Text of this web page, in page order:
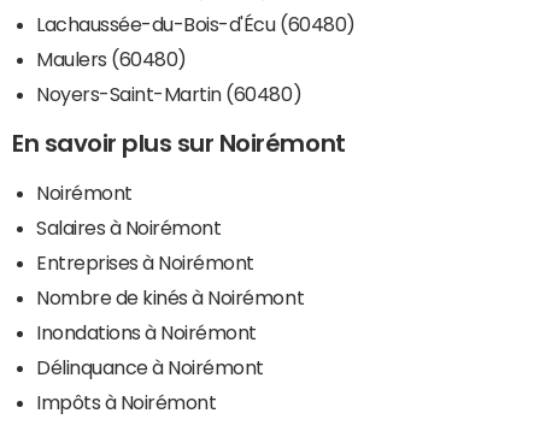
Lachaussée-du-Bois-d'Écu (60480)
Maulers (60480)
Noyers-Saint-Martin (60480)
En savoir plus sur Noirémont
Noirémont
Salaires à Noirémont
Entreprises à Noirémont
Nombre de kinés à Noirémont
Inondations à Noirémont
Délinquance à Noirémont
Impôts à Noirémont